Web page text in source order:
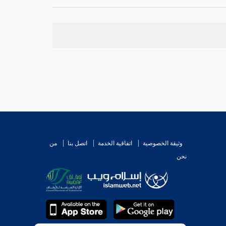
, وقد ذكرمسلمعنه أنه عجز في آخر عمره , وندم على
وثيقة الخصوصية اتفاقية الخدمة اتصل بنا
من
نحن